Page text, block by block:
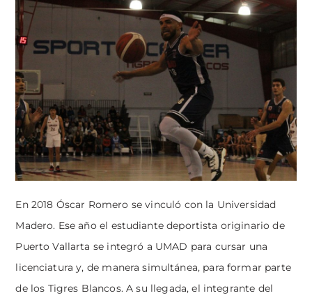
En 2018 Óscar Romero se vinculó con la Universidad
Madero. Ese año el estudiante deportista originario de
Puerto Vallarta se integró a UMAD para cursar una
licenciatura y, de manera simultánea, para formar parte
de los Tigres Blancos. A su llegada, el integrante del